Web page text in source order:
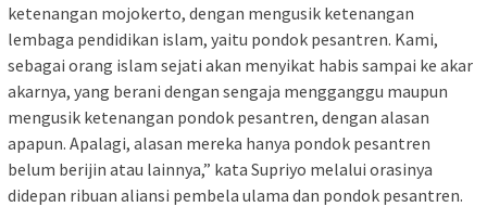
ketenangan mojokerto, dengan mengusik ketenangan
lembaga pendidikan islam, yaitu pondok pesantren. Kami,
sebagai orang islam sejati akan menyikat habis sampai ke akar
akarnya, yang berani dengan sengaja mengganggu maupun
mengusik ketenangan pondok pesantren, dengan alasan
apapun. Apalagi, alasan mereka hanya pondok pesantren
belum berijin atau lainnya,” kata Supriyo melalui orasinya
didepan ribuan aliansi pembela ulama dan pondok pesantren.